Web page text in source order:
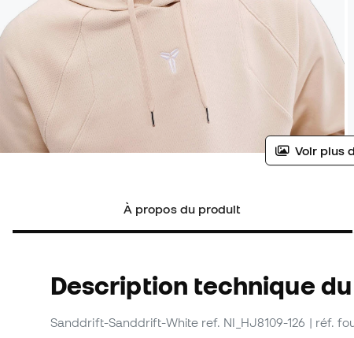
Voir plus
À propos du produit
Description technique
Sanddrift-Sanddrift-White ref. NI_HJ8109-126 | réf.